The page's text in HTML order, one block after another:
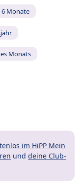
6 Monate
Monats
im HiPP Mein
und deine Club-